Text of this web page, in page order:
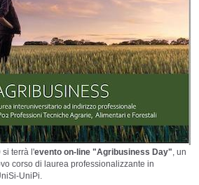
si terrà l'evento on-line "Agribusiness Day" , un
corso di laurea professionalizzante in
UniPi.